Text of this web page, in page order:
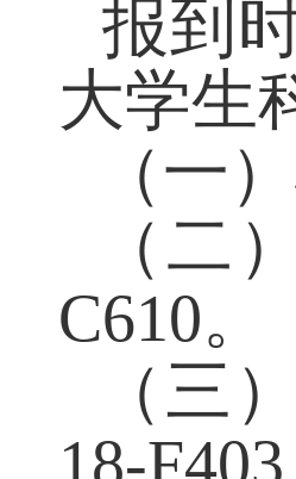
四、
报到
大学生
（一）
（二
C610。